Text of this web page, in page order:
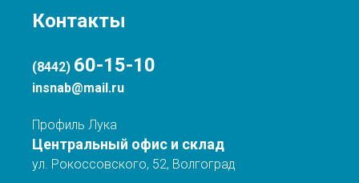
Контакты
(8442) 60-15-10
insnab@mail.ru
Профиль Лука
Центральный офис и склад
ул. Рокоссовского, 52, Волгоград